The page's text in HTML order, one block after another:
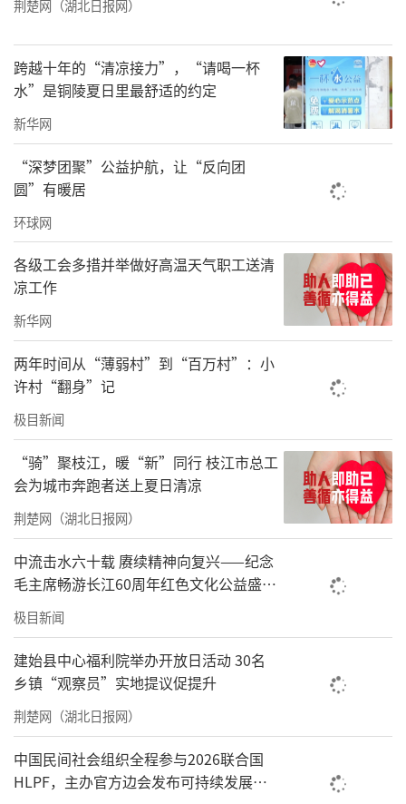
岁了”。
“那只黑色的中华田园犬，叫‘小海
龟’，它有残疾，我们发现它的时候它被遗弃
在路边，只能四肢着地匍匐前进，像只海龟一
样。救回基地后，经过几个月的治疗，目前已
经能坐起来了，情况好了很多。那边卧着的柯
基，被我们发现时后腿残疾，拖着走路，团队
花费4000多元治疗，装上护腿，才逐渐能正常
行动。”晓艺说，像这种有缺陷的品种狗，一
些主人不想养了，就直接将其遗弃了，真的很
可怜，让人心疼。
“资金是最大的难题。”谈及救助工作面
临的挑战，晓艺打开了话匣子。“光基地一年
的房租就高达15万元，这还不算建设成
本。”为了节省开支，10人团队干什么都亲力
亲为，能自己动手做的绝不请人。大棚的修
缮、地面的平整，许多工作都是大家一起完成
的，可即便如此，建设成本依然巨大。
此外，日常运营中，猫犬的食物、医疗费
用也是一笔不小的开支。比如每只猫咪在基地
生活，不仅要保证日常的饮食，生病时的治
疗、定期的疫苗和驱虫，都是必不可少的支
出。
晓艺感慨道，一些人不负责任的弃养行
为，给他们增加了沉重的负担。
荆楚网（湖北日报网）
跨越十年的“清凉接力”，“请喝一杯
水”是铜陵夏日里最舒适的约定
新华网
“深梦团聚”公益护航，让“反向团
圆”有暖居
环球网
各级工会多措并举做好高温天气职工送清
凉工作
新华网
两年时间从“薄弱村”到“百万村”：小
许村“翻身”记
极目新闻
“骑”聚枝江，暖“新”同行 枝江市总工
会为城市奔跑者送上夏日清凉
荆楚网（湖北日报网）
中流击水六十载 赓续精神向复兴——纪念
毛主席畅游长江60周年红色文化公益盛典
在武汉举办
极目新闻
建始县中心福利院举办开放日活动 30名
乡镇“观察员”实地提议促提升
荆楚网（湖北日报网）
中国民间社会组织全程参与2026联合国
HLPF，主办官方边会发布可持续发展标